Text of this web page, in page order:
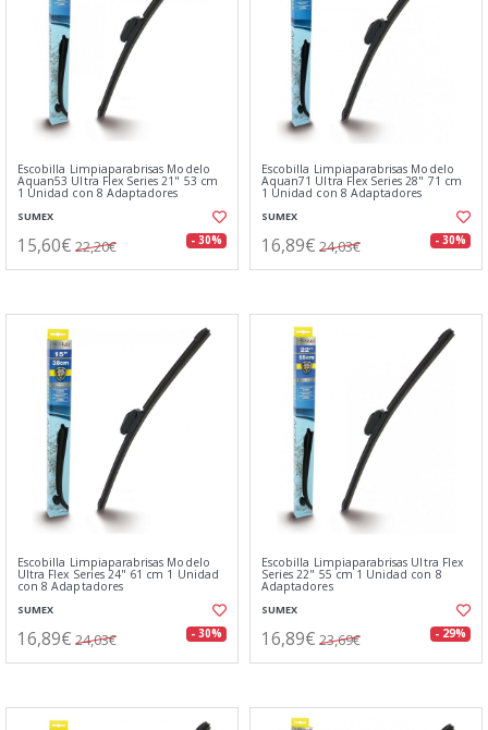
Escobilla Limpiaparabrisas Modelo
Aquan53 Ultra Flex Series 21" 53 cm
1 Unidad con 8 Adaptadores
SUMEX
15,60€ 22,20€ - 30%
Escobilla Limpiaparabrisas Modelo
Aquan71 Ultra Flex Series 28" 71 cm
1 Unidad con 8 Adaptadores
SUMEX
16,89€ 24,03€ - 30%
Escobilla Limpiaparabrisas Modelo
Ultra Flex Series 24" 61 cm 1 Unidad
con 8 Adaptadores
SUMEX
16,89€ 24,03€ - 30%
Escobilla Limpiaparabrisas Ultra Flex
Series 22" 55 cm 1 Unidad con 8
Adaptadores
SUMEX
16,89€ 23,69€ - 29%